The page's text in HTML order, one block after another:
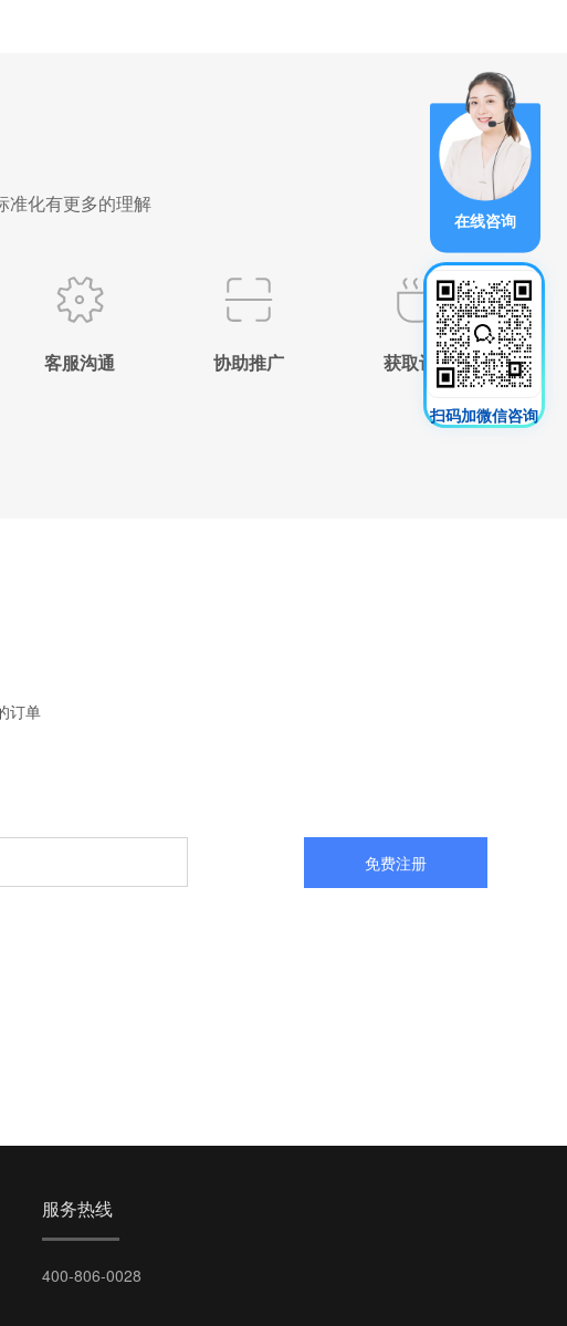
准化有更多的理解
客服沟通 协助推广 获取订单
订单
免费注册
服务热线
400-806-0028
在线咨询
扫码加微信咨询